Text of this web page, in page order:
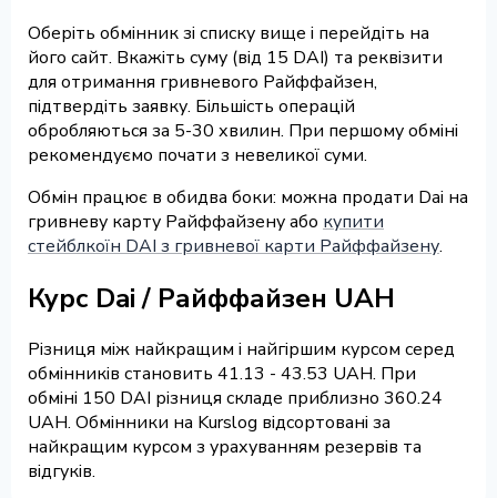
Оберіть обмінник зі списку вище і перейдіть на
його сайт. Вкажіть суму (від 15 DAI) та реквізити
для отримання гривневого Райффайзен,
підтвердіть заявку. Більшість операцій
обробляються за 5-30 хвилин. При першому обміні
рекомендуємо почати з невеликої суми.
Обмін працює в обидва боки: можна продати Dai на
гривневу карту Райффайзену або купити
стейблкоїн DAI з гривневої карти Райффайзену.
Курс Dai / Райффайзен UAH
Різниця між найкращим і найгіршим курсом серед
обмінників становить 41.13 - 43.53 UAH. При
обміні 150 DAI різниця складе приблизно 360.24
UAH. Обмінники на Kurslog відсортовані за
найкращим курсом з урахуванням резервів та
відгуків.